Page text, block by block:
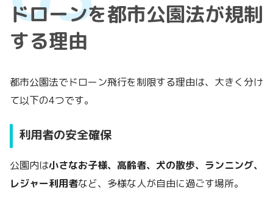
ドローンを都市公園法が規制
する理由
都市公園法でドローン飛行を制限する理由は、大きく分け
て以下の4つです。
利用者の安全確保
公園内は小さなお子様、高齢者、犬の散歩、ランニング、
レジャー利用者など、多様な人が自由に過ごす場所。